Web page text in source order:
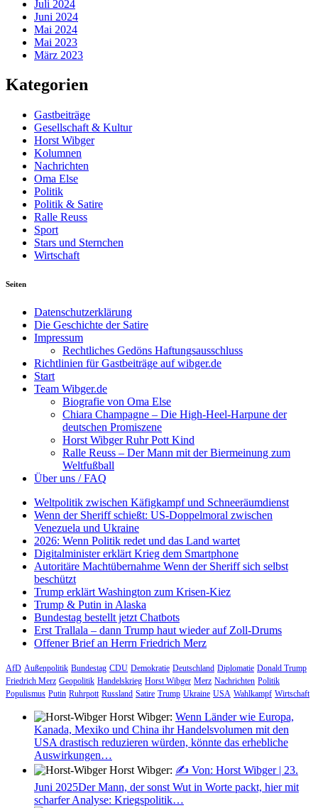
Juli 2024
Juni 2024
Mai 2024
Mai 2023
März 2023
Kategorien
Gastbeiträge
Gesellschaft & Kultur
Horst Wibger
Kolumnen
Nachrichten
Oma Else
Politik
Politik & Satire
Ralle Reuss
Sport
Stars und Sternchen
Wirtschaft
Seiten
Datenschutzerklärung
Die Geschichte der Satire
Impressum
Rechtliches Gedöns Haftungsausschluss
Richtlinien für Gastbeiträge auf wibger.de
Start
Team Wibger.de
Biografie von Oma Else
Chiara Champagne – Die High-Heel-Harpune der
deutschen Promiszene
Horst Wibger Ruhr Pott Kind
Ralle Reuss – Der Mann mit der Biermeinung zum
Weltfußball
Über uns / FAQ
Weltpolitik zwischen Käfigkampf und Schneeräumdienst
Wenn der Sheriff schießt: US-Doppelmoral zwischen
Venezuela und Ukraine
2026: Wenn Politik redet und das Land wartet
Digitalminister erklärt Krieg dem Smartphone
Autoritäre Machtübernahme Wenn der Sheriff sich selbst
beschützt
Trump erklärt Washington zum Krisen-Kiez
Trump & Putin in Alaska
Bundestag bestellt jetzt Chatbots
Erst Trallala – dann Trump haut wieder auf Zoll-Drums
Offener Brief an Herrn Friedrich Merz
AfD Außenpolitik Bundestag CDU Demokratie Deutschland Diplomatie Donald Trump
Friedrich Merz Geopolitik Handelskrieg Horst Wibger Merz Nachrichten Politik
Populismus Putin Ruhrpott Russland Satire Trump Ukraine USA Wahlkampf Wirtschaft
Horst Wibger: Wenn Länder wie Europa,
Kanada, Mexiko und China ihr Handelsvolumen mit den
USA drastisch reduzieren würden, könnte das erhebliche
Auswirkungen…
Horst Wibger: ✍️ Von: Horst Wibger | 23.
Juni 2025Der Mann, der sonst Wut in Worte packt, hier mit
scharfer Analyse: Kriegspolitik…